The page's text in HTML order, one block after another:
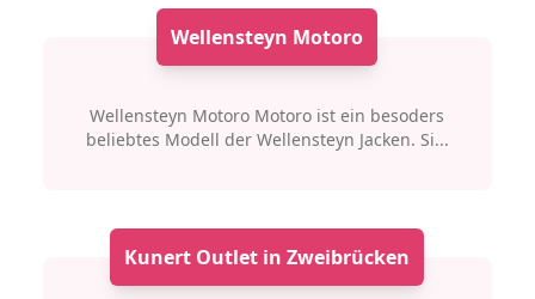
Wellensteyn Motoro
Wellensteyn Motoro Motoro ist ein besoders
beliebtes Modell der Wellensteyn Jacken. Si...
Kunert Outlet in Zweibrücken